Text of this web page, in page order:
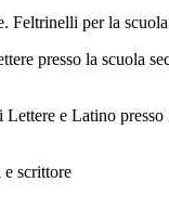
Feltrinelli per la scuola
presso la scuola
Lettere e Latino
e scrittore